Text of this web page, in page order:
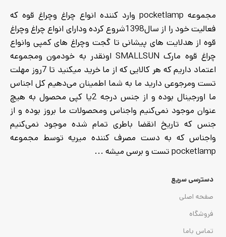
مجموعه pocketlamp وارد کننده انواع چراغ وچراغ قوه که
فعالیت خود را از سال1398شروع کرده ودارای انواع چراغ وچراغ
قوه از هدلایت های پیشانی تا گجت وچراغ های کمپی وانواع
چراغ قوه مارک SMALLSUN اونقدر به خودمون ومجموعه
اعتماد داریم که هر کالایی که از ما خرید میکنید تا 7روز مهلت
تست ومرجوعی دارید ما به شما اطمینان می‌دهیم کل اجناس
ما اورجینال بوده و از جنس درجه 2یا کپی محصول به هیچ
عنوان موجود نمی‌کنیم واجناس ومحصولات ما بروز بوده و از
جنس که تاریخ انقضا باطری تمام شده موجود نمی‌کنیم
واجناس که به دست مصرف کننده میریه توسط مجموعه
pocketlamp تست و برسی میشه ...
دسترسی سریع
صفحه اصلی
فروشگاه
تماس باما